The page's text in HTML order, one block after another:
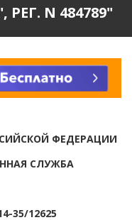
N 484789"
ФЕДЕРАЦИИ
СЛУЖБА
35/12625